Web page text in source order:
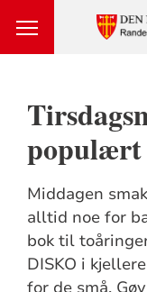
populært
Middagen
alltid noe for
bok til
DISKO i
for de små.